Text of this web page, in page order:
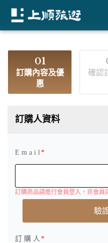
01
訂購內容及優
惠
確認
訂購人資料
E m a i l
訂購商品請進行會員登入，非會員
驗
訂 購 人